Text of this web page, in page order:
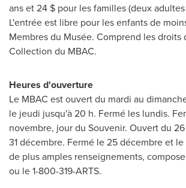
ans et 24 $ pour les familles (deux
L'entrée est libre pour les enfants de
Membres du Musée. Comprend les droits
Collection du MBAC.
Heures d'ouverture
Le MBAC est ouvert du mardi au
le jeudi jusqu'à 20 h. Fermé les lundis.
novembre, jour du Souvenir. Ouvert du
31 décembre. Fermé le 25 décembre et le
de plus amples renseignements,
ou le 1-800-319-ARTS.